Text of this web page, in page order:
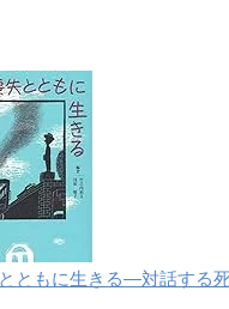
ともに生きる―対話する